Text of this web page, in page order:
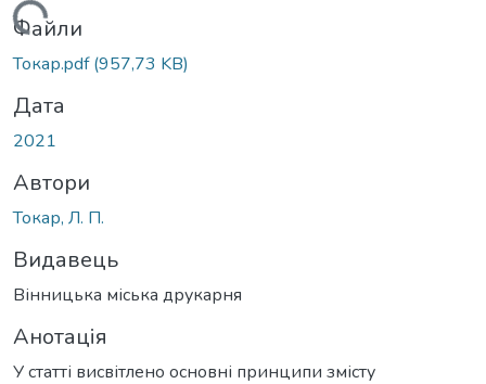
Файли
Токар.pdf(957,73 KB)
Дата
2021
Автори
Токар, Л. П.
Видавець
Вінницька міська друкарня
Анотація
У статті висвітлено основні принципи змісту